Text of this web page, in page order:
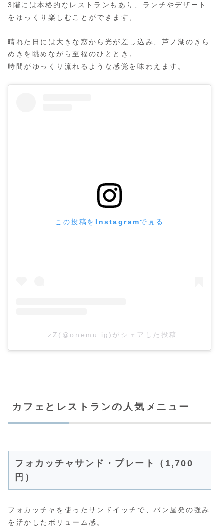
3階には本格的なレストランもあり、ランチやデザート
をゆっくり楽しむことができます。
晴れた日には大きな窓から光が差し込み、芦ノ湖のきら
めきを眺めながら至福のひととき。
時間がゆっくり流れるような感覚を味わえます。
この投稿をInstagramで見る
..zZ(@onemu.ig)がシェアした投稿
カフェとレストランの人気メニュー
フォカッチャサンド・プレート（1,700
円）
フォカッチャを使ったサンドイッチで、パン屋発の強み
を活かしたボリューム感。